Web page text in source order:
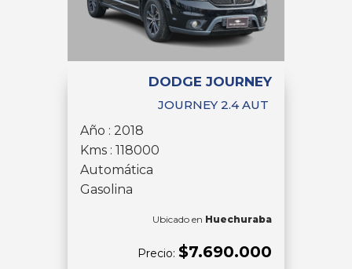
DODGE JOURNEY
JOURNEY 2.4 AUT
Año : 2018
Kms : 118000
Automática
Gasolina
Ubicado en Huechuraba
Precio: $7.690.000